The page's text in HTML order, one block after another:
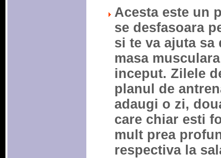
Acesta este un
se desfasoara
si te va ajuta
masa
inceput. Zilele
planul de
adaugi o zi,
care chiar esti
mult prea
respectiva la